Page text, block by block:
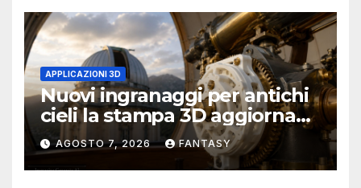
APPLICAZIONI 3D
Nuovi ingranaggi per antichi
cieli la stampa 3D aggiorna
un osservatorio del 1930 della
University of Arkansas at
Little Rock
AGOSTO 7, 2026 FANTASY